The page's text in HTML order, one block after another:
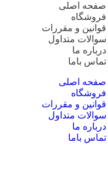
صفحه اصلی
فروشگاه
قوانین و مقررات
سوالات متداول
درباره ما
تماس باما
صفحه اصلی
فروشگاه
قوانین و مقررات
سوالات متداول
درباره ما
تماس باما